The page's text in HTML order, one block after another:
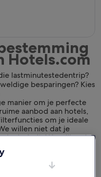
Hotels.com
lastminutestedentrip?
besparingen? Kies
manier om je perfecte
aanbod aan hotels,
om je ideale
willen niet dat je
leuk vindt. We willen dat
vindt.
en Android